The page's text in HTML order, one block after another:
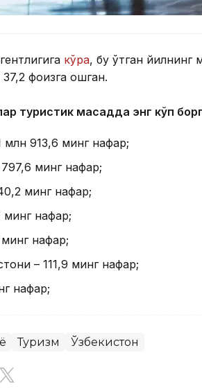
кўра, бу ўтган йилнинг
фоизга ошган.
туристик мақсадда энг кўп
млн 913,6 минг нафар;
минг нафар;
минг нафар;
минг нафар;
минг нафар;
– 111,9 минг нафар;
нафар;
Туризм Ўзбекистон